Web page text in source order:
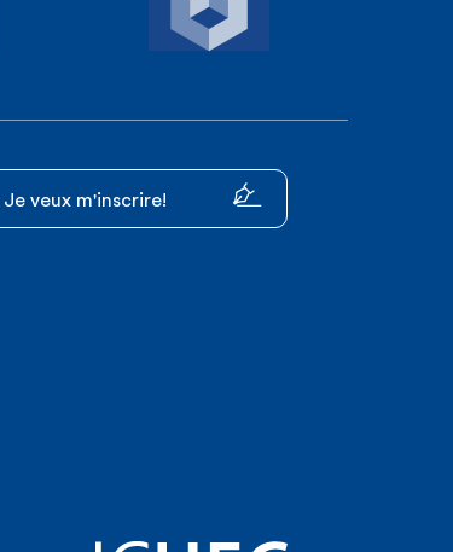
Je veux m'inscrire!